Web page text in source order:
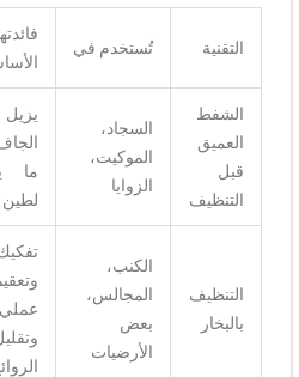
التقنية تُستخدم في
الشفط
العميق
قبل
التنظيف
السجاد،
الموكيت،
الزوايا
يزيل
ما
لطين
التنظيف
بالبخار
الكنب،
المجالس،
بعض
الأرضيات
عملي